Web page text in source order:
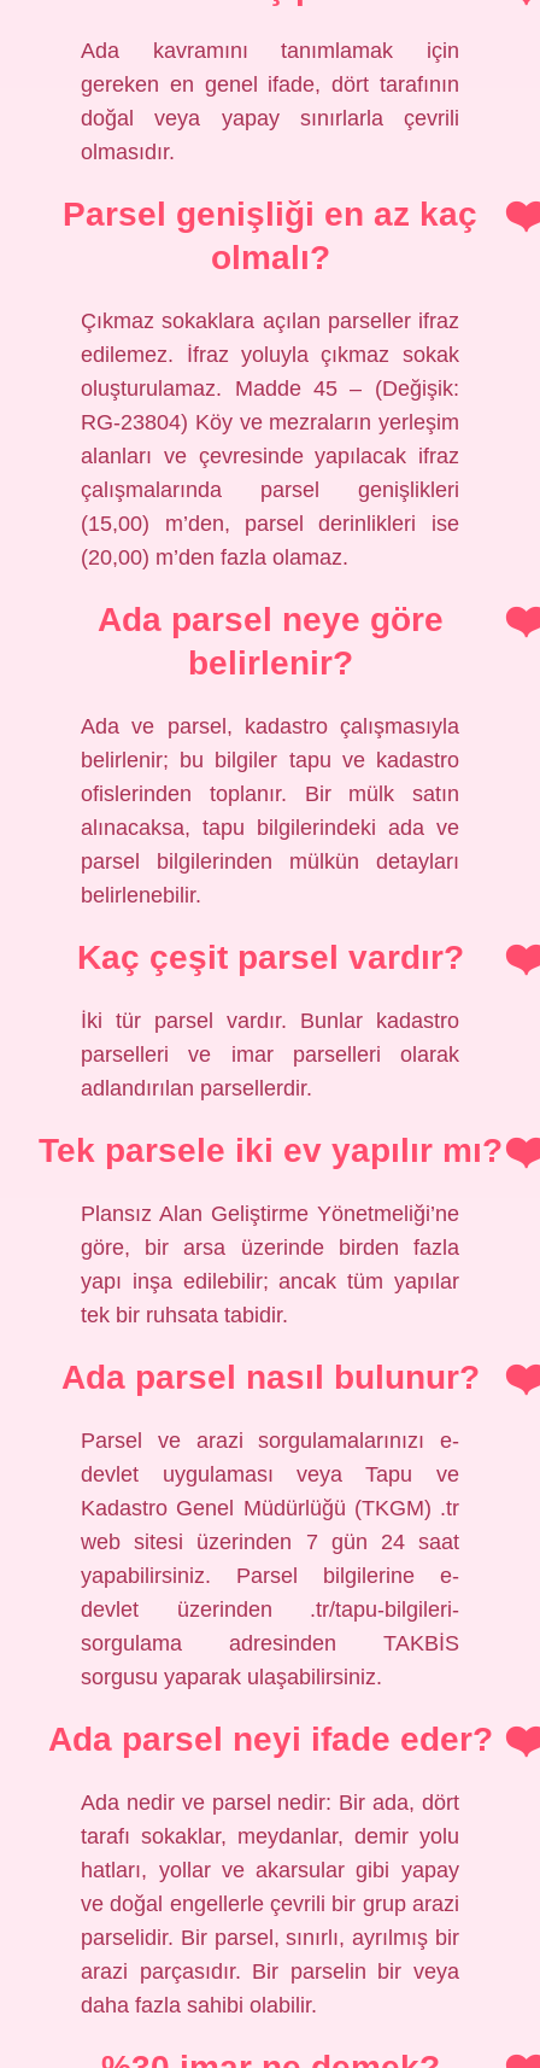
Ada kavramını tanımlamak için
gereken en genel ifade, dört tarafının
doğal veya yapay sınırlarla çevrili
olmasıdır.
Parsel genişliği en az kaç
olmalı?
Çıkmaz sokaklara açılan parseller ifraz
edilemez. İfraz yoluyla çıkmaz sokak
oluşturulamaz. Madde 45 – (Değişik:
RG-23804) Köy ve mezraların yerleşim
alanları ve çevresinde yapılacak ifraz
çalışmalarında parsel genişlikleri
(15,00) m’den, parsel derinlikleri ise
(20,00) m’den fazla olamaz.
Ada parsel neye göre
belirlenir?
Ada ve parsel, kadastro çalışmasıyla
belirlenir; bu bilgiler tapu ve kadastro
ofislerinden toplanır. Bir mülk satın
alınacaksa, tapu bilgilerindeki ada ve
parsel bilgilerinden mülkün detayları
belirlenebilir.
Kaç çeşit parsel vardır?
İki tür parsel vardır. Bunlar kadastro
parselleri ve imar parselleri olarak
adlandırılan parsellerdir.
Tek parsele iki ev yapılır mı?
Plansız Alan Geliştirme Yönetmeliği’ne
göre, bir arsa üzerinde birden fazla
yapı inşa edilebilir; ancak tüm yapılar
tek bir ruhsata tabidir.
Ada parsel nasıl bulunur?
Parsel ve arazi sorgulamalarınızı e-
devlet uygulaması veya Tapu ve
Kadastro Genel Müdürlüğü (TKGM) .tr
web sitesi üzerinden 7 gün 24 saat
yapabilirsiniz. Parsel bilgilerine e-
devlet üzerinden .tr/tapu-bilgileri-
sorgulama adresinden TAKBİS
sorgusu yaparak ulaşabilirsiniz.
Ada parsel neyi ifade eder?
Ada nedir ve parsel nedir: Bir ada, dört
tarafı sokaklar, meydanlar, demir yolu
hatları, yollar ve akarsular gibi yapay
ve doğal engellerle çevrili bir grup arazi
parselidir. Bir parsel, sınırlı, ayrılmış bir
arazi parçasıdır. Bir parselin bir veya
daha fazla sahibi olabilir.